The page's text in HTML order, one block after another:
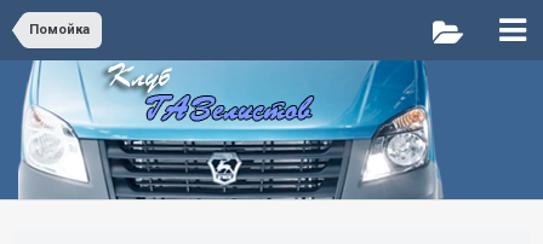
Помойка